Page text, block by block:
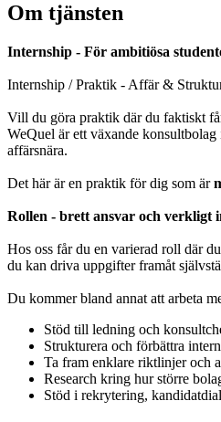
Om tjänsten
Internship - För ambitiösa
Internship / Praktik - Affär &
Vill du göra praktik där du faktiskt
WeQuel är ett växande
affärsnära.
Det här är en praktik för dig som är
Rollen - brett ansvar och verkligt
Hos oss får du en varierad roll där
du kan driva uppgifter framåt
Du kommer bland annat att arbeta
Stöd till ledning och
Strukturera och förbättra
Ta fram enklare riktlinjer och
Research kring hur större
Stöd i rekrytering,